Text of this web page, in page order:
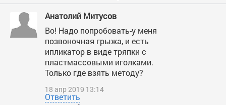
Анатолий Митусов
Во! Надо попробовать-у меня
позвоночная грыжа, и есть
ипликатор в виде тряпки с
пластмассовыми иголками.
Только где взять методу?
18 апр 2019 13:14
Ответить